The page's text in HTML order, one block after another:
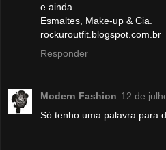
e ainda
Esmaltes, Make-up & Cia.
rockuroutfit.blogspot.com.br
Responder
Modern Fashion 12 de
Só tenho uma palavra para